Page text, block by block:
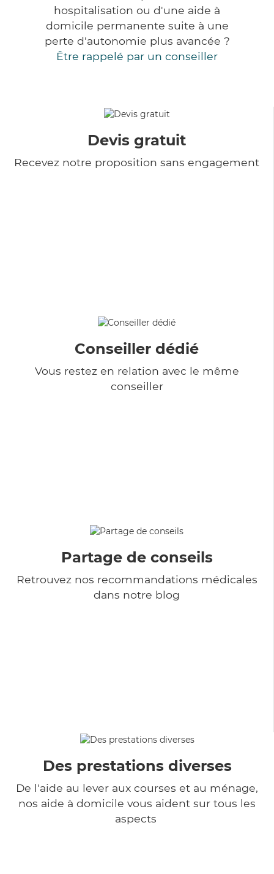
hospitalisation ou d'une aide à
domicile permanente suite à une
perte d'autonomie plus avancée ?
Être rappelé par un conseiller
Devis gratuit
Recevez notre proposition sans engagement
Conseiller dédié
Vous restez en relation avec le même
conseiller
Partage de conseils
Retrouvez nos recommandations médicales
dans notre blog
Des prestations diverses
De l'aide au lever aux courses et au ménage,
nos aide à domicile vous aident sur tous les
aspects